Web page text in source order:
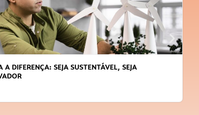
APRENDA A GERENCIAR O SEU TEMPO